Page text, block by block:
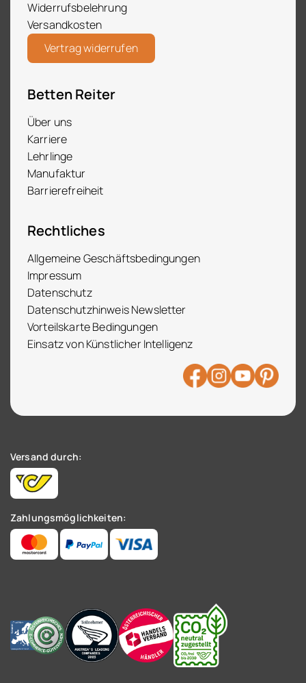
Widerrufsbelehrung
Versandkosten
Vertrag widerrufen
Betten Reiter
Über uns
Karriere
Lehrlinge
Manufaktur
Barrierefreiheit
Rechtliches
Allgemeine Geschäftsbedingungen
Impressum
Datenschutz
Datenschutzhinweis Newsletter
Vorteilskarte Bedingungen
Einsatz von Künstlicher Intelligenz
Versand durch:
Zahlungsmöglichkeiten: